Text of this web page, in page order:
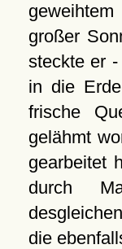
großer
steckte er
in die
frische
gelähmt
gearbeitet
durch
die